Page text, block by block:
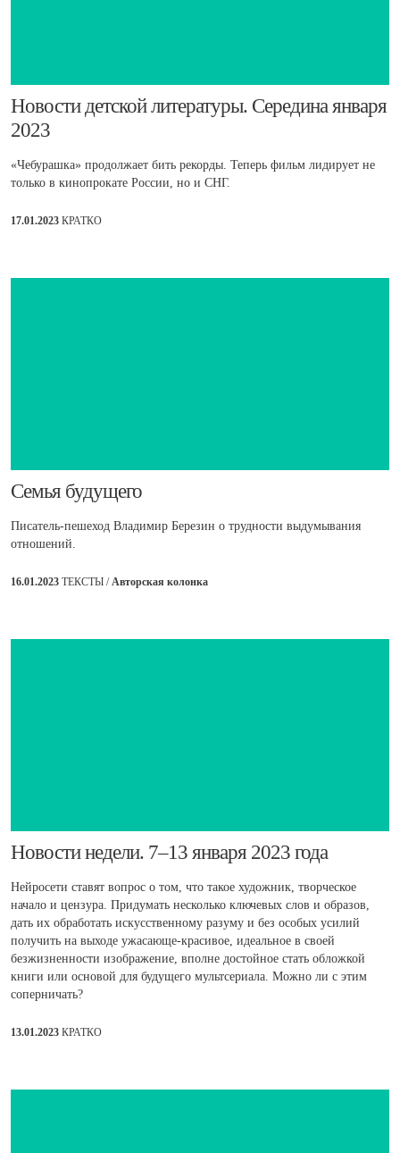
​Новости детской литературы. Середина января
2023
«Чебурашка» продолжает бить рекорды. Теперь фильм лидирует не
только в кинопрокате России, но и СНГ.
17.01.2023 КРАТКО
​Семья будущего
Писатель-пешеход Владимир Березин о трудности выдумывания
отношений.
16.01.2023 ТЕКСТЫ /Авторская колонка
​Новости недели. 7–13 января 2023 года
Нейросети ставят вопрос о том, что такое художник, творческое
начало и цензура. Придумать несколько ключевых слов и образов,
дать их обработать искусственному разуму и без особых усилий
получить на выходе ужасающе-красивое, идеальное в своей
безжизненности изображение, вполне достойное стать обложкой
книги или основой для будущего мультсериала. Можно ли с этим
соперничать?
13.01.2023 КРАТКО